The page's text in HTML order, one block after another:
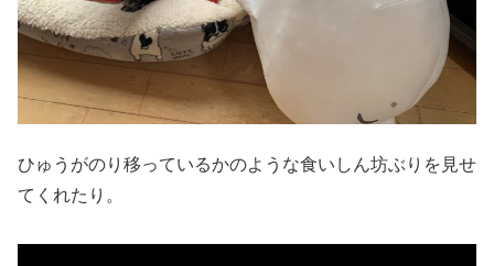
ひゅうがのり移っているかのような食いしん坊ぶりを見せ
てくれたり。